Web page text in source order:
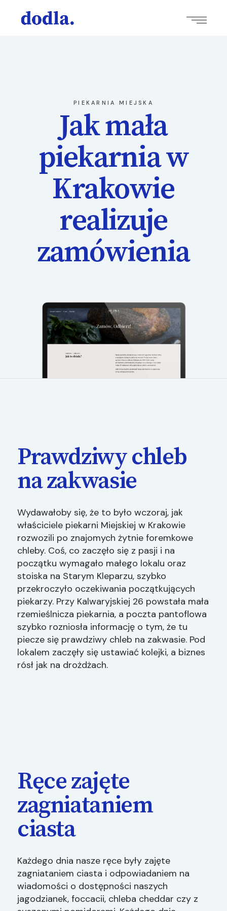
PIEKARNIA MIEJSKA
Jak mała
piekarnia w
Krakowie
realizuje
zamówienia
Prawdziwy chleb
na zakwasie
Wydawałoby się, że to było wczoraj, jak
właściciele piekarni Miejskiej w Krakowie
rozwozili po znajomych żytnie foremkowe
chleby. Coś, co zaczęło się z pasji i na
początku wymagało małego lokalu oraz
stoiska na Starym Kleparzu, szybko
przekroczyło oczekiwania początkujących
piekarzy. Przy Kalwaryjskiej 26 powstała mała
rzemieślnicza piekarnia, a poczta pantoflowa
szybko rozniosła informację o tym, że tu
piecze się prawdziwy chleb na zakwasie. Pod
lokalem zaczęły się ustawiać kolejki, a biznes
rósł jak na drożdżach.
Ręce zajęte
zagniataniem
ciasta
Każdego dnia nasze ręce były zajęte
zagniataniem ciasta i odpowiadaniem na
wiadomości o dostępności naszych
jagodzianek, foccacii, chleba cheddar czy z